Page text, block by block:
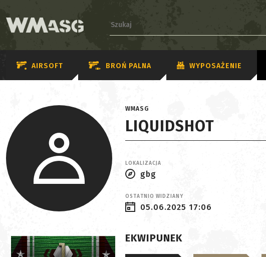
AIRSOFT BROŃ PALNA WYPOSAŻENIE
WMASG
LIQUIDSHOT
LOKALIZACJA
gbg
OSTATNIO WIDZIANY
05.06.2025 17:06
EKWIPUNEK